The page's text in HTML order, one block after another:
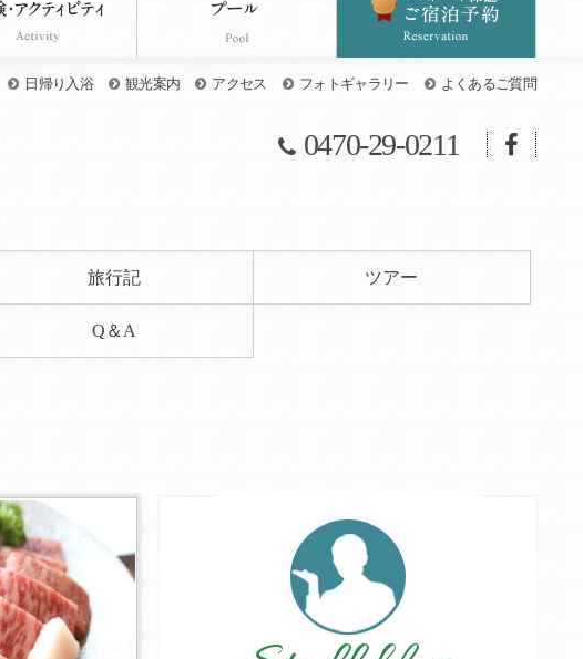
日帰り入浴 観光案内 アクセス フォトギャラリー よくあるご質問
0470-29-0211
旅行記 ツアー
Q＆A